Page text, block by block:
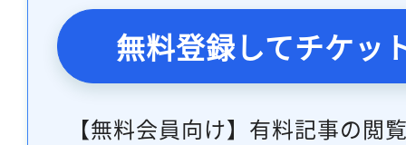
無料登録してチケッ
【無料会員向け】有料記事の閲